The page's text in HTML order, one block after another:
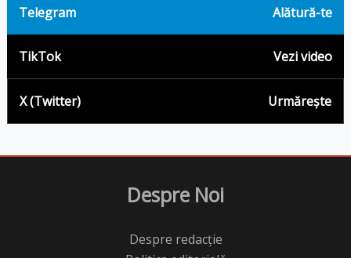
Telegram Alătură-te
TikTok Vezi video
X (Twitter) Urmărește
Despre Noi
Despre redacție